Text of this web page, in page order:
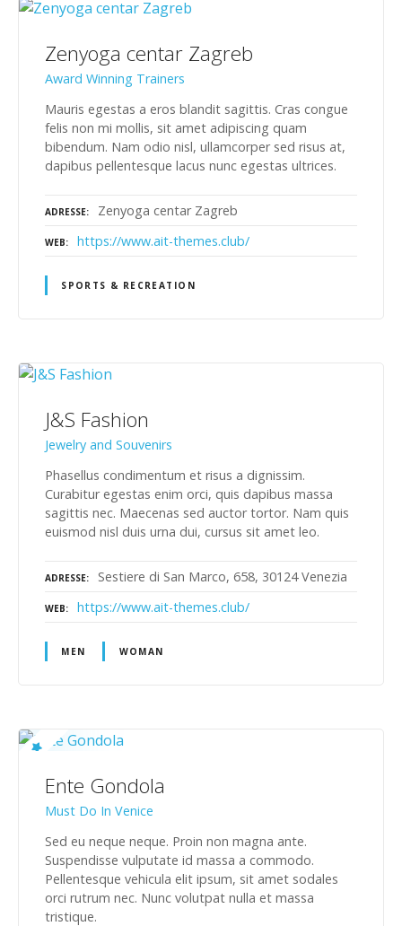
Zenyoga centar Zagreb
Award Winning Trainers
Mauris egestas a eros blandit sagittis. Cras congue
felis non mi mollis, sit amet adipiscing quam
bibendum. Nam odio nisl, ullamcorper sed risus at,
dapibus pellentesque lacus nunc egestas ultrices.
ADRESSE Zenyoga centar Zagreb
WEB https://www.ait-themes.club/
SPORTS & RECREATION
J&S Fashion
Jewelry and Souvenirs
Phasellus condimentum et risus a dignissim.
Curabitur egestas enim orci, quis dapibus massa
sagittis nec. Maecenas sed auctor tortor. Nam quis
euismod nisl duis urna dui, cursus sit amet leo.
ADRESSE Sestiere di San Marco, 658, 30124 Venezia
WEB https://www.ait-themes.club/
MEN WOMAN
Ente Gondola
Must Do In Venice
Sed eu neque neque. Proin non magna ante.
Suspendisse vulputate id massa a commodo.
Pellentesque vehicula elit ipsum, sit amet sodales
orci rutrum nec. Nunc volutpat nulla et massa
tristique.